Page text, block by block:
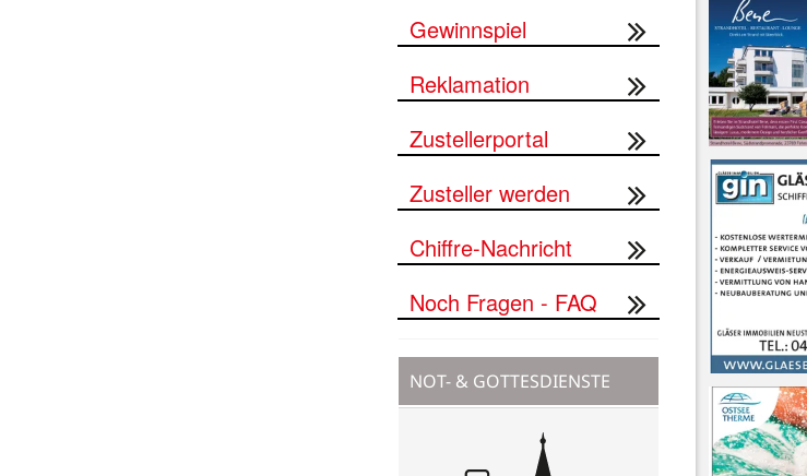
Gewinnspiel
Reklamation
Zustellerportal
Zusteller werden
Chiffre-Nachricht
Noch Fragen - FAQ
NOT- & GOTTESDIENSTE